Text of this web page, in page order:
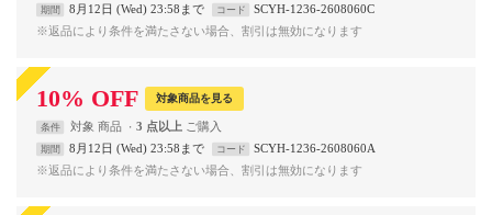
期間 8月12日 (Wed) 23:58まで コード
SCYH-1236-2608060C
※返品により条件を満たさない場合、割引は無効になります
10% OFF 対象商品を見る
条件 対象 商品 3 点以上
期間 8月12日 (Wed) 23:58まで コード
SCYH-1236-2608060A
※返品により条件を満たさない場合、割引は無効になります